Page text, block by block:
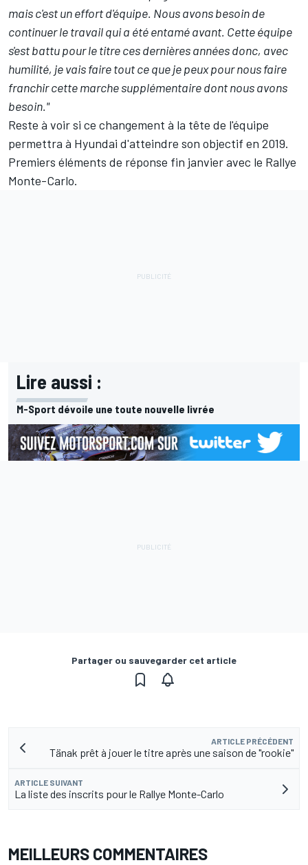
mais c'est un effort d'équipe. Nous avons besoin de
continuer le travail qui a été entamé avant. Cette équipe
s'est battu pour le titre ces dernières années donc, avec
humilité, je vais faire tout ce que je peux pour nous faire
franchir cette marche supplémentaire dont nous avons
besoin."
Reste à voir si ce changement à la tête de l'équipe
permettra à Hyundai d'atteindre son objectif en 2019.
Premiers éléments de réponse fin janvier avec le Rallye
Monte-Carlo.
Lire aussi :
M-Sport dévoile une toute nouvelle livrée
Partager ou sauvegarder cet article
ARTICLE PRÉCÉDENT
Tänak prêt à jouer le titre après une saison de "rookie"
ARTICLE SUIVANT
La liste des inscrits pour le Rallye Monte-Carlo
MEILLEURS COMMENTAIRES